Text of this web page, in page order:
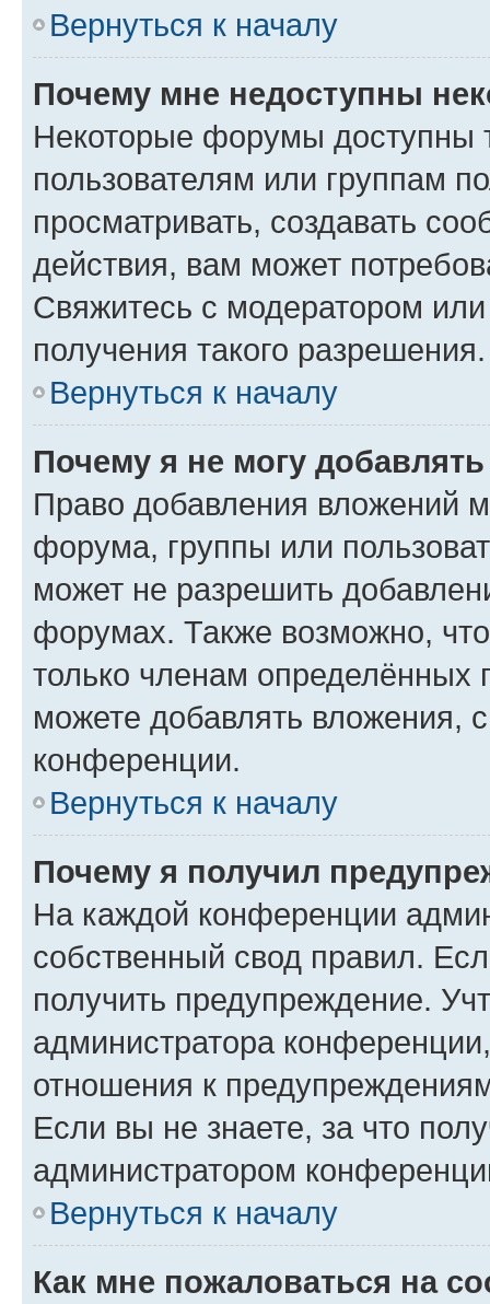
Вернуться к началу
Почему мне недоступны
Некоторые форумы доступны
пользователям или группам
просматривать, создавать
действия, вам может
Свяжитесь с модератором
получения такого разрешения.
Вернуться к началу
Почему я не могу
Право добавления вложений
форума, группы или
может не разрешить
форумах. Также возможно,
только членам определённых
можете добавлять вложения,
конференции.
Вернуться к началу
Почему я получил
На каждой конференции
собственный свод правил.
получить предупреждение.
администратора
отношения к
Если вы не знаете, за что
администратором
Вернуться к началу
Как мне пожаловаться на